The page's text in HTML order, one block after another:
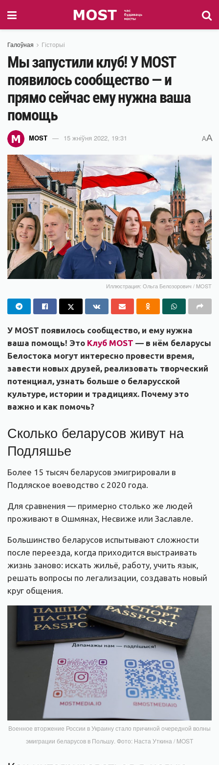
Галоўная Гісторыі
Мы запустили клуб! У MOST
появилось сообщество — и
прямо сейчас ему нужна ваша
помощь
MOST 15 жніўня 2022, 19:31 AA
Иллюстрация: Ольга Белозорович / MOST
У MOST появилось сообщество, и ему нужна
ваша помощь! Это Клуб MOST — в нём беларусы
Белостока могут интересно провести время,
завести новых друзей, реализовать творческий
потенциал, узнать больше о беларусской
культуре, истории и традициях. Почему это
важно и как помочь?
Сколько беларусов живут на
Подляшье
Более 15 тысяч беларусов эмигрировали в
Подляское воеводство с 2020 года.
Для сравнения — примерно столько же людей
проживают в Ошмянах, Несвиже или Заславле.
Большинство беларусов испытывают сложности
после переезда, когда приходится выстраивать
жизнь заново: искать жильё, работу, учить язык,
решать вопросы по легализации, создавать новый
круг общения.
Военное вторжение России в Украину стало причиной очередной волны
эмиграции беларусов в Польшу. Фото: Наста Уткина / MOST